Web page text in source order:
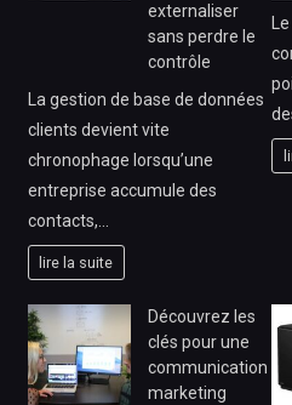
externaliser
sans perdre le
contrôle
La gestion de base de données
clients devient vite
chronophage lorsqu’une
entreprise accumule des
contacts,…
lire la suite
Découvrez les
clés pour une
communication
marketing